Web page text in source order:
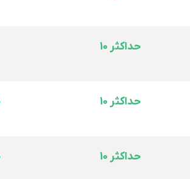
حداکثر 10
حداکثر 10
حداکثر 10